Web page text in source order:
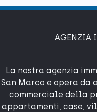
AGENZIA
La nostra agenzia
San Marco e opera da
commerciale della
appartamenti, case,